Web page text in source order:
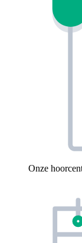
Onze